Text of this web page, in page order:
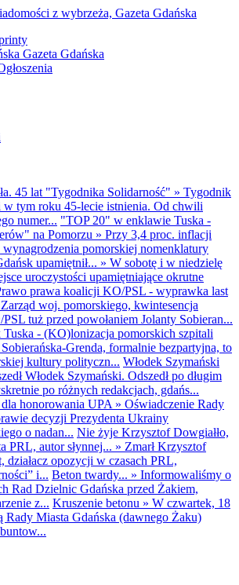
Gazeta Gdańska
45 lat "Tygodnika Solidarność" » Tygodnik
w tym roku 45-lecie istnienia. Od chwili
numer... "TOP 20" w enklawie Tuska -
na Pomorzu » Przy 3,4 proc. inflacji
pomorskiej nomenklatury
upamiętnił... » W sobotę i w niedzielę
uroczystości upamiętniające okrutne
prawa koalicji KO/PSL - wyprawka last
Zarząd woj. pomorskiego, kwintesencja
tuż przed powołaniem Jolanty Sobieran...
- (KO)lonizacja pomorskich szpitali
Grenda, formalnie bezpartyjna, to
kultury polityczn... Włodek Szymański
Włodek Szymański. Odszedł po długim
po różnych redakcjach, gdańs...
honorowania UPA » Oświadczenie Rady
decyzji Prezydenta Ukrainy
o nadan... Nie żyje Krzysztof Dowgiałło,
PRL, autor słynnej... » Zmarł Krzysztof
działacz opozycji w czasach PRL,
i... Beton twardy... » Informowaliśmy o
Rad Dzielnic Gdańska przed Żakiem,
z... Kruszenie betonu » W czwartek, 18
Rady Miasta Gdańska (dawnego Żaku)